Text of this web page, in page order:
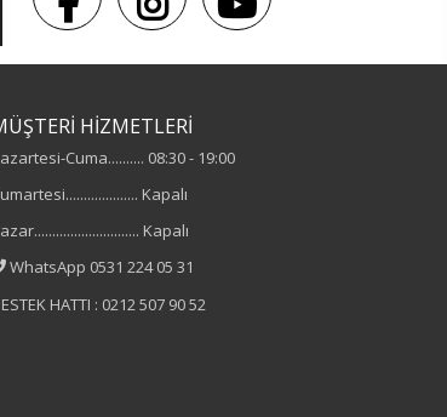
HİZMETLERİ
Cuma.......... 08:30 - 19:00
Kapalı
Kapalı
WhatsApp 0531 224 05 31
HATTI : 0212 507 90 52